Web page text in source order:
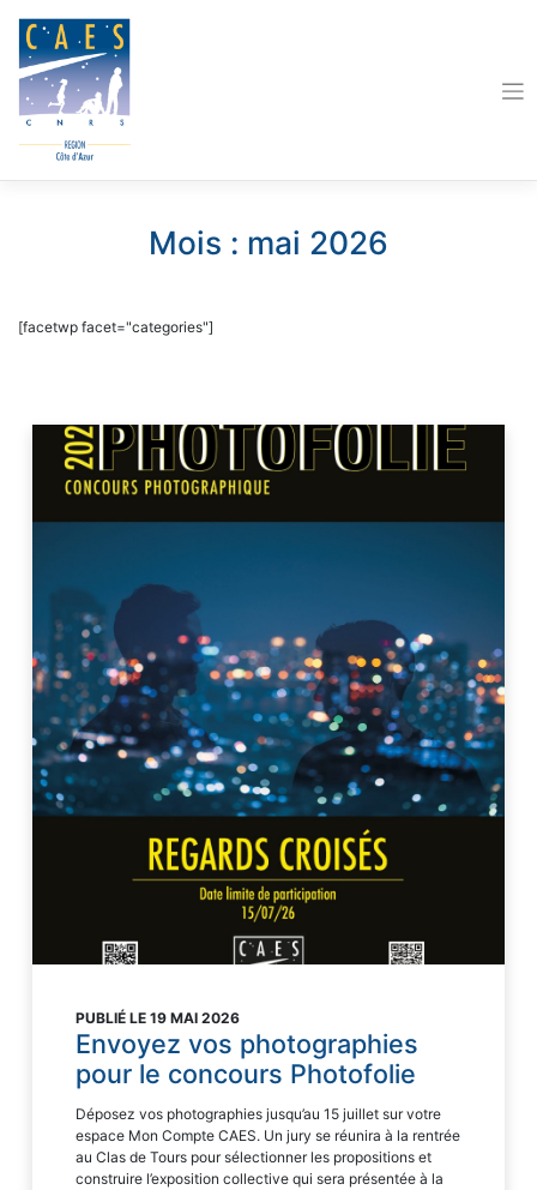
content
Mois : mai 2026
[facetwp facet="categories"]
PUBLIÉ LE 19 MAI 2026
Envoyez vos photographies
pour le concours Photofolie
Déposez vos photographies jusqu’au 15 juillet sur votre
espace Mon Compte CAES. Un jury se réunira à la rentrée
au Clas de Tours pour sélectionner les propositions et
construire l’exposition collective qui sera présentée à la